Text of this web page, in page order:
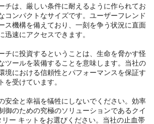
チは、厳しい条件に耐えるように作られてお
コンパクトなサイズです。ユーザーフレンド
ス機構を備えており、一刻を争う状況に直面
迅速にアクセスできます。
チに投資するということは、生命を脅かす怪
ツールを装備することを意味します。当社の
境における信頼性とパフォーマンスを保証す
受けています。
安全と幸福を犠牲にしないでください。効率
御のための究極のソリューションであるクイ
ー キットをお選びください。当社の止血帯